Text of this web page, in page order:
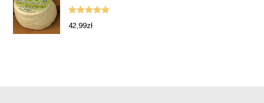
Oceniono
42,99zł